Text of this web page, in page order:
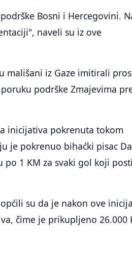
Bosni i Hercegovini.
naveli su iz ove
mališani iz Gaze imitirali
podrške Zmajevima
inicijativa pokrenuta tokom
je pokrenuo bihaćki pisac
1 KM za svaki gol koji
su da je nakon ove
čime je prikupljeno 26.000